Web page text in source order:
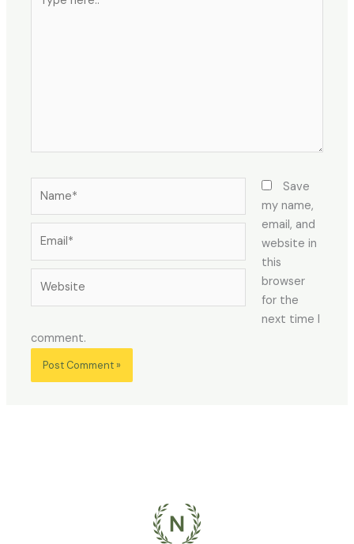
here..
Save
my name,
email, and
website in
this
browser
for the
next time I
comment.